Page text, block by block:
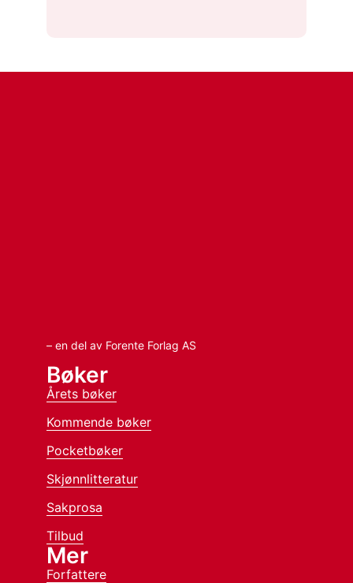
– en del av Forente Forlag AS
Bøker
Årets bøker
Kommende bøker
Pocketbøker
Skjønnlitteratur
Sakprosa
Tilbud
Mer
Forfattere